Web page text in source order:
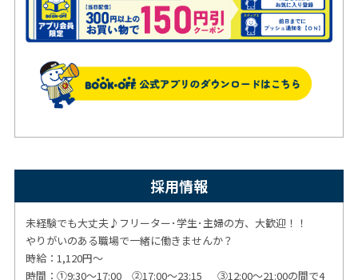
採用情報
未経験でも大丈夫♪フリーター･学生･主婦の方、大歓迎！！
やりがいのある職場で一緒に働きませんか？
時給：1,120円～
時間：①9:30～17:00 ②17:00～23:15 ③12:00～21:00の間で4